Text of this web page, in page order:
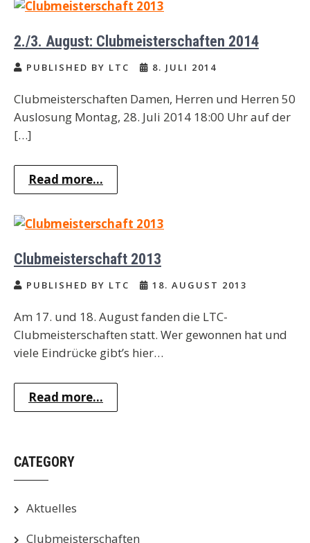
2./3. August: Clubmeisterschaften 2014
PUBLISHED BY LTC 8. JULI 2014
Clubmeisterschaften Damen, Herren und Herren 50
Auslosung Montag, 28. Juli 2014 18:00 Uhr auf der
[…]
Read more...
Clubmeisterschaft 2013
PUBLISHED BY LTC 18. AUGUST 2013
Am 17. und 18. August fanden die LTC-
Clubmeisterschaften statt. Wer gewonnen hat und
viele Eindrücke gibt’s hier…
Read more...
CATEGORY
Aktuelles
Clubmeisterschaften